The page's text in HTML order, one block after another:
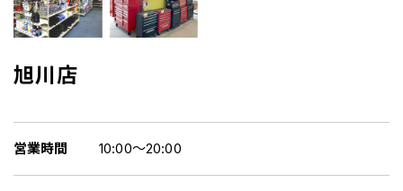
旭川店
営業時間 10:00～20:00